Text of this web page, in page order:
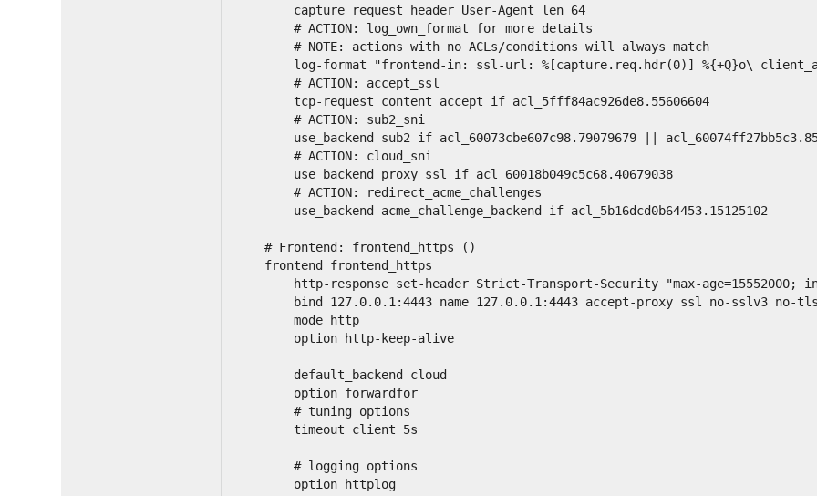
capture request header User-Agent len 64
# ACTION: log_own_format for more details
# NOTE: actions with no ACLs/conditions will always match
log-format "frontend-in: ssl-url: %[capture.req.hdr(0)] %{+Q}o\ client_address
# ACTION: accept_ssl
tcp-request content accept if acl_5fff84ac926de8.55606604
# ACTION: sub2_sni
use_backend sub2 if acl_60073cbe607c98.79079679 ||
# ACTION: cloud_sni
use_backend proxy_ssl if acl_60018b049c5c68.40679038
# ACTION: redirect_acme_challenges
use_backend acme_challenge_backend if acl_5b16dcd0b64453.15125102
# Frontend: frontend_https ()
frontend frontend_https
http-response set-header Strict-Transport-Security "max-age=15552000;
bind 127.0.0.1:4443 name 127.0.0.1:4443 accept-proxy ssl no-sslv3 no-tlsv10 no-tls-tickets
mode http
option http-keep-alive
default_backend cloud
option forwardfor
# tuning options
timeout client 5s
# logging options
option httplog